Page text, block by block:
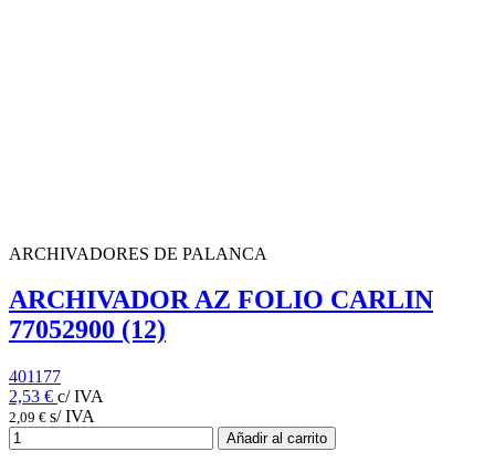
ARCHIVADORES DE PALANCA
ARCHIVADOR AZ FOLIO CARLIN
77052900 (12)
401177
2,53 € c/ IVA
2,09 € s/ IVA
Añadir al carrito